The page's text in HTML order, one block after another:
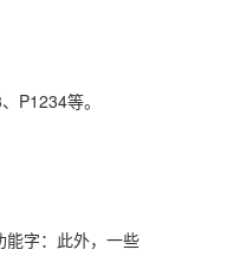
P1234等。
能字：此外，一些